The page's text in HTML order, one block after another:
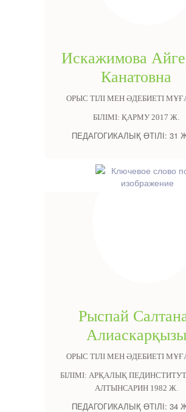
Искажимова
Канатовна
ОРЫС ТІЛІ МЕН ӘДЕБИЕТІ
БІЛІМІ: ҚАРМУ 2017 Ж.
ПЕДАГОГИКАЛЫҚ ӨТІЛІ: 31
Рыспай
Алиаскарқызы
ОРЫС ТІЛІ МЕН ӘДЕБИЕТІ
БІЛІМІ: АРҚАЛЫҚ
АЛТЫНСАРИН 1982 Ж.
ПЕДАГОГИКАЛЫҚ ӨТІЛІ: 34